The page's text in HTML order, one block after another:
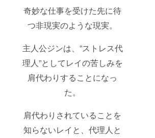
奇妙な仕事を受けた先に待
つ非現実のような現実。
主人公ジンは、”ストレス代
理人”としてレイの苦しみを
肩代わりすることになっ
た。
肩代わりされていることを
知らないレイと、代理人と